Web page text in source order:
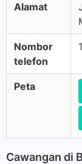
Alamat
Nombor
telefon
Peta
Cawangan di